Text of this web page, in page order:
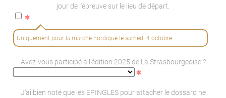
jour de l'épreuve sur le lieu de départ.
Uniquement pour la marche nordique le samedi 4 octobre.
Avez-vous participé à l'édition 2025 de La Strasbourgeoise ?
J'ai bien noté que les EPINGLES pour attacher le dossard ne